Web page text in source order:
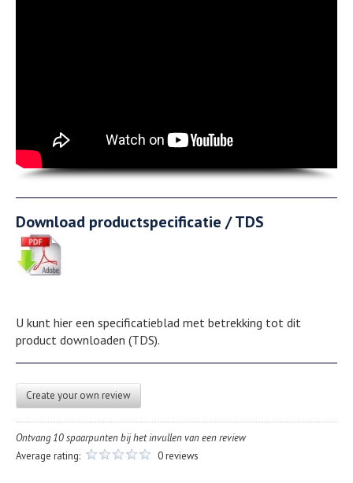
Download productspecificatie / TDS
U kunt hier een specificatieblad met betrekking tot dit
product downloaden (TDS).
Create your own review
Ontvang 10 spaarpunten bij het invullen van een review
Average rating:
0 reviews